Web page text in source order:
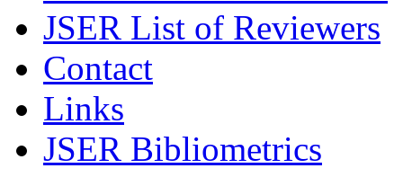
JSER List of Reviewers
Contact
Links
JSER Bibliometrics